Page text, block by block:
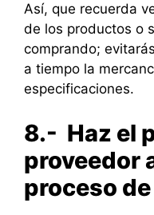
Así, que recuerda
de los productos o
comprando;
a tiempo la
especificaciones.
8.- Haz el
proveedor
proceso